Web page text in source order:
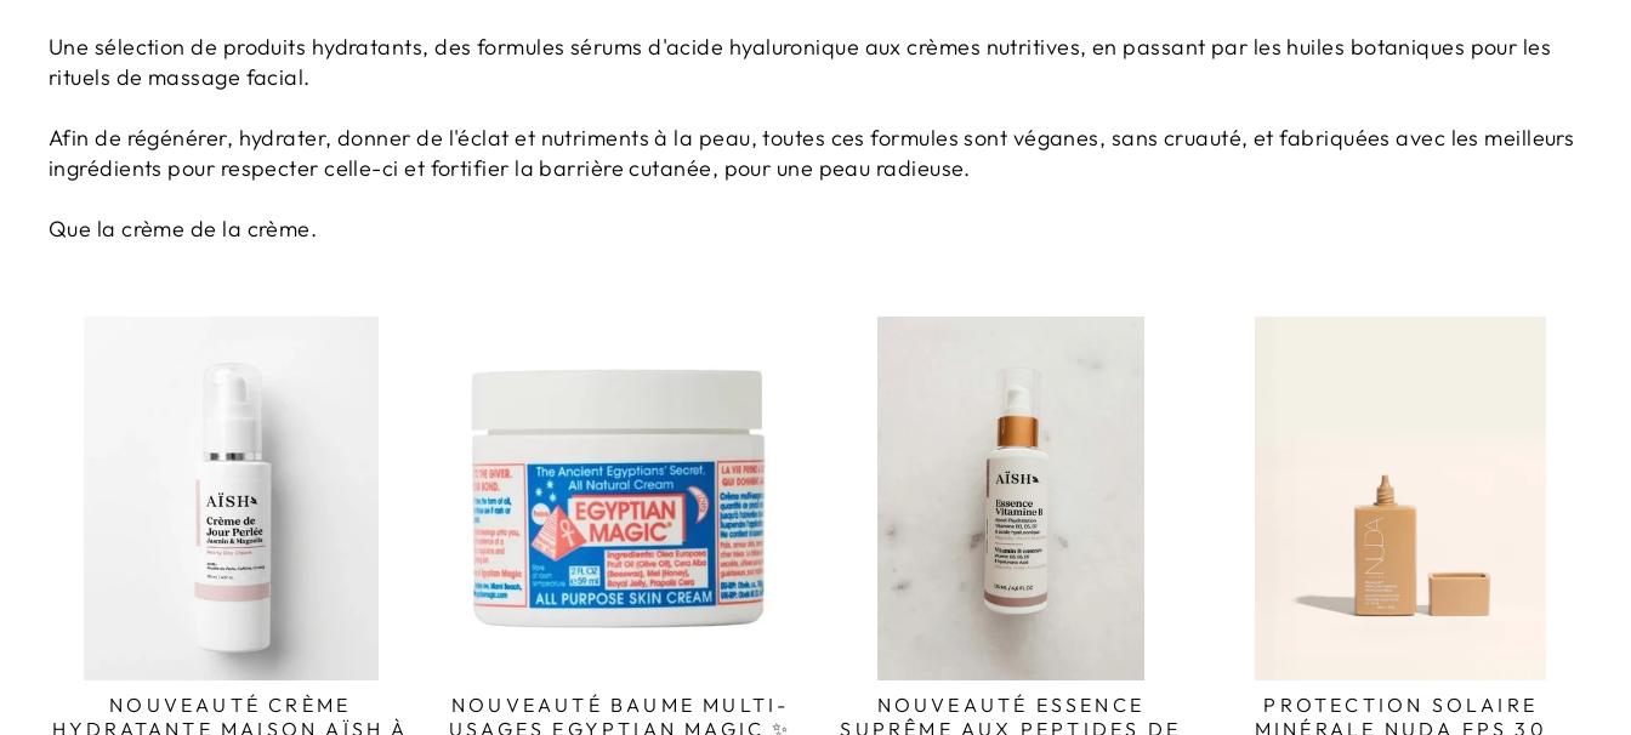
Une sélection de produits hydratants, des formules sérums d'acide hyaluronique aux crèmes nutritives, en passant par les huiles botaniques pour les
rituels de massage facial.
Afin de régénérer, hydrater, donner de l'éclat et nutriments à la peau, toutes ces formules sont véganes, sans cruauté, et fabriquées avec les meilleurs
ingrédients pour respecter celle-ci et fortifier la barrière cutanée, pour une peau radieuse.
Que la crème de la crème.
NOUVEAUTÉ CRÈME
HYDRATANTE MAISON AÏSH À
NOUVEAUTÉ BAUME MULTI-
USAGES EGYPTIAN MAGIC ✨
NOUVEAUTÉ ESSENCE
SUPRÊME AUX PEPTIDES DE
PROTECTION SOLAIRE
MINÉRALE NUDA FPS 30